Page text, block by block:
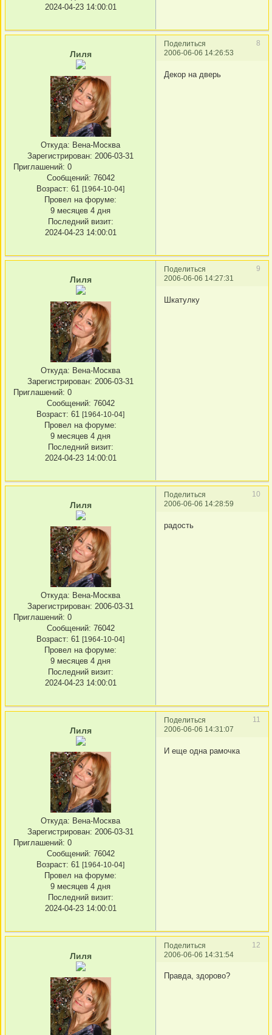
2024-04-23 14:00:01
Поделиться
8
2006-06-06 14:26:53
Лиля
Откуда: Вена-Москва
Зарегистрирован: 2006-03-31
Приглашений: 0
Сообщений: 76042
Возраст: 61 [1964-10-04]
Провел на форуме:
9 месяцев 4 дня
Последний визит:
2024-04-23 14:00:01
Декор на дверь
Поделиться
9
2006-06-06 14:27:31
Лиля
Откуда: Вена-Москва
Зарегистрирован: 2006-03-31
Приглашений: 0
Сообщений: 76042
Возраст: 61 [1964-10-04]
Провел на форуме:
9 месяцев 4 дня
Последний визит:
2024-04-23 14:00:01
Шкатулку
Поделиться
10
2006-06-06 14:28:59
Лиля
Откуда: Вена-Москва
Зарегистрирован: 2006-03-31
Приглашений: 0
Сообщений: 76042
Возраст: 61 [1964-10-04]
Провел на форуме:
9 месяцев 4 дня
Последний визит:
2024-04-23 14:00:01
радость
Поделиться
11
2006-06-06 14:31:07
Лиля
Откуда: Вена-Москва
Зарегистрирован: 2006-03-31
Приглашений: 0
Сообщений: 76042
Возраст: 61 [1964-10-04]
Провел на форуме:
9 месяцев 4 дня
Последний визит:
2024-04-23 14:00:01
И еще одна рамочка
Поделиться
12
2006-06-06 14:31:54
Лиля
Правда, здорово?